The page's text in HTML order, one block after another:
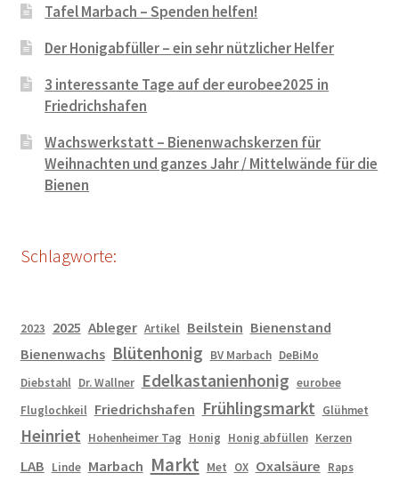
Tafel Marbach – Spenden helfen!
Der Honigabfüller – ein sehr nützlicher Helfer
3 interessante Tage auf der eurobee2025 in
Friedrichshafen
Wachswerkstatt – Bienenwachskerzen für
Weihnachten und ganzes Jahr / Mittelwände für die
Bienen
Schlagworte:
2023 2025 Ableger Artikel Beilstein Bienenstand
Bienenwachs Blütenhonig BV Marbach DeBiMo
Diebstahl Dr. Wallner Edelkastanienhonig eurobee
Fluglochkeil Friedrichshafen Frühlingsmarkt Glühmet
Heinriet Hohenheimer Tag Honig Honig abfüllen Kerzen
LAB Linde Marbach Markt Met OX Oxalsäure Raps